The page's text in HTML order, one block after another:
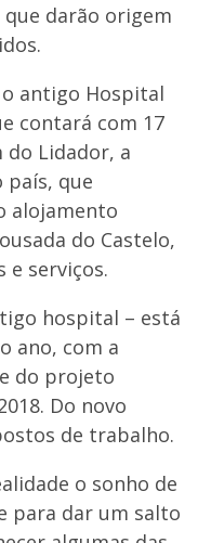
darão origem
antigo Hospital
contará com 17
do Lidador, a
país, que
alojamento
do Castelo,
e serviços.
hospital – está
ano, com a
do projeto
Do novo
de trabalho.
o sonho de
para dar um salto